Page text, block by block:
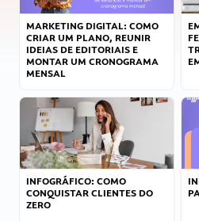
MARKETING DIGITAL: COMO
CRIAR UM PLANO, REUNIR
IDEIAS DE EDITORIAIS E
MONTAR UM CRONOGRAMA
MENSAL
INFOGRÁFICO: COMO
CONQUISTAR CLIENTES DO
ZERO